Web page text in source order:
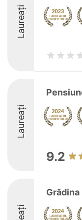
Laureați
Laureați
9.2